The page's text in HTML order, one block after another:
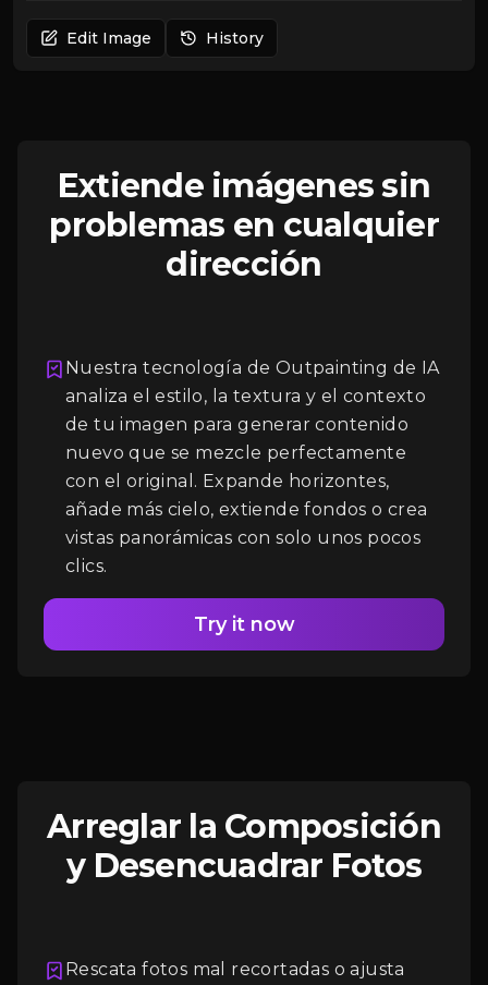
Edit Image History
Extiende imágenes sin
problemas en cualquier
dirección
Nuestra tecnología de Outpainting de IA
analiza el estilo, la textura y el contexto
de tu imagen para generar contenido
nuevo que se mezcle perfectamente
con el original. Expande horizontes,
añade más cielo, extiende fondos o crea
vistas panorámicas con solo unos pocos
clics.
Try it now
Iniciar Sesión
Arreglar la Composición
y Desencuadrar Fotos
Rescata fotos mal recortadas o ajusta